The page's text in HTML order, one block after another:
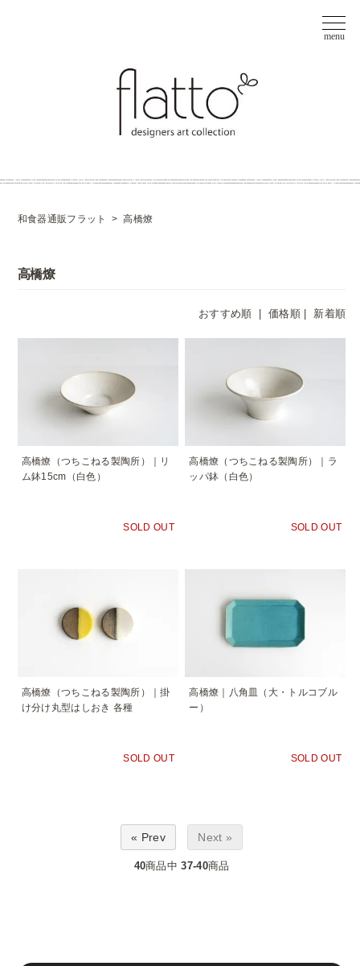
和食器通販フラット >高橋燎
高橋燎
おすすめ順 |価格順 新着順
高橋燎（つちこねる製陶所）｜リ
ム鉢15cm（白色）
SOLD OUT
高橋燎（つちこねる製陶所）｜ラ
ッパ鉢（白色）
SOLD OUT
高橋燎（つちこねる製陶所）｜掛
け分け丸型はしおき 各種
SOLD OUT
高橋燎｜八角皿（大・トルコブル
ー）
SOLD OUT
« Prev Next »
40商品中 37-40商品